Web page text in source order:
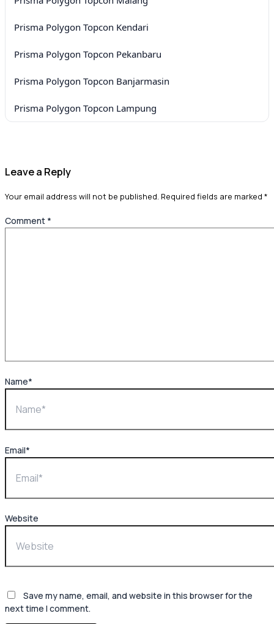
Prisma Polygon Topcon Kendari
Prisma Polygon Topcon Pekanbaru
Prisma Polygon Topcon Banjarmasin
Prisma Polygon Topcon Lampung
Leave a Reply
Your email address will not be published. Required fields are marked *
Comment *
Name*
Email*
Website
Save my name, email, and website in this browser for the
next time I comment.